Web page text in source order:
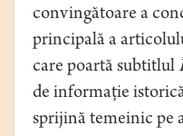
convingătoare a
principală a
care poartă subtitlul
de informaţie
sprijină temeinic pe